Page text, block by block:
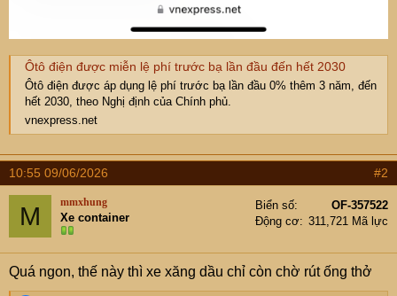
Ôtô điện được miễn lệ phí trước bạ lần đầu đến hết 2030
Ôtô điện được áp dụng lệ phí trước bạ lần đầu 0% thêm 3 năm, đến
hết 2030, theo Nghị định của Chính phủ.
vnexpress.net
10:55 09/06/2026 #2
M mmxhung
Xe container
Biển số
OF-357522
Động cơ
311,721 Mã lực
Quá ngon, thế này thì xe xăng dầu chỉ còn chờ rút ống thở